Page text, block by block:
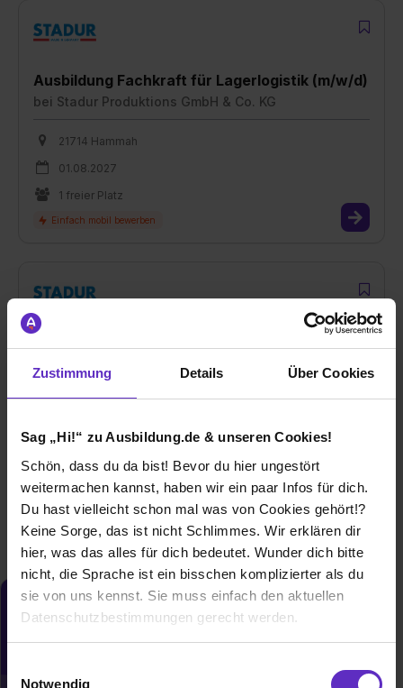
Zustimmung Details Über Cookies
Sag „Hi!“ zu Ausbildung.de & unseren Cookies!
Schön, dass du da bist! Bevor du hier ungestört
weitermachen kannst, haben wir ein paar Infos für dich.
Du hast vielleicht schon mal was von Cookies gehört!?
Keine Sorge, das ist nicht Schlimmes. Wir erklären dir
hier, was das alles für dich bedeutet. Wunder dich bitte
nicht, die Sprache ist ein bisschen komplizierter als du
sie von uns kennst. Sie muss einfach den aktuellen
Datenschutzbestimmungen gerecht werden.
Notwendig
Ausbildung Fachkraft für Lagerlogistik (m/w/d)
bei Stadur Produktions GmbH & Co. KG
21714 Hammah
01.08.2027
1 freier Platz
(m/w/d)
Stadur Produktions GmbH & Co. KG
Du möchtest neue Stellen automatisch
zugeschickt bekommen?